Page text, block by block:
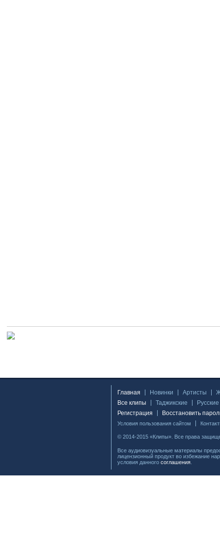
Главная Новинки Артисты
Все клипы
Таджикские
Русские
Регистрация
Восстановить
Условия пользования сайтом
© 2014-2015 «Клипы». Все права
Все аудиовизуальные материалы
лицензионный продукт во избежание
условия данного соглашения